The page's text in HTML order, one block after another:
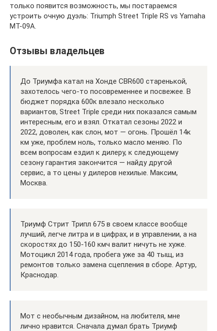
только появится возможность, мы постараемся
устроить очную дуэль: Triumph Street Triple RS vs Yamaha
MT-09A.
Отзывы владельцев
До Триумфа катал на Хонде CBR600 старенькой,
захотелось чего-то посовременнее и посвежее. В
бюджет порядка 600к влезало несколько
вариантов, Street Triple среди них показался самым
интересным, его и взял. Откатал сезоны 2022 и
2022, доволен, как слон, мот — огонь. Прошёл 14к
км уже, проблем ноль, только масло меняю. По
всем вопросам ездил к дилеру, к следующему
сезону гарантия закончится — найду другой
сервис, а то цены у дилеров нехилые. Максим,
Москва.
Триумф Стрит Трипл 675 в своем классе вообще
лучший, легче литра и в цифрах, и в управлении, а на
скоростях до 150-160 кмч валит ничуть не хуже.
Мотоцикл 2014 года, пробега уже за 40 тыщ, из
ремонтов только замена сцепления в сборе. Артур,
Краснодар.
Мот с необычным дизайном, на любителя, мне
лично нравится. Сначала думал брать Триумф